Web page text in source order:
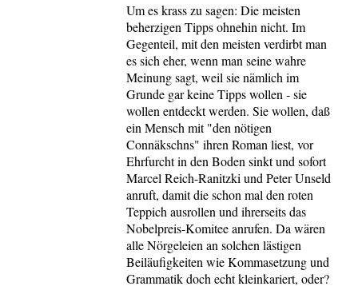
Um es krass zu sagen: Die meisten
beherzigen Tipps ohnehin nicht. Im
Gegenteil, mit den meisten verdirbt man
es sich eher, wenn man seine wahre
Meinung sagt, weil sie nämlich im
Grunde gar keine Tipps wollen - sie
wollen entdeckt werden. Sie wollen, daß
ein Mensch mit "den nötigen
Connäkschns" ihren Roman liest, vor
Ehrfurcht in den Boden sinkt und sofort
Marcel Reich-Ranitzki und Peter Unseld
anruft, damit die schon mal den roten
Teppich ausrollen und ihrerseits das
Nobelpreis-Komitee anrufen. Da wären
alle Nörgeleien an solchen lästigen
Beiläufigkeiten wie Kommasetzung und
Grammatik doch echt kleinkariert, oder?